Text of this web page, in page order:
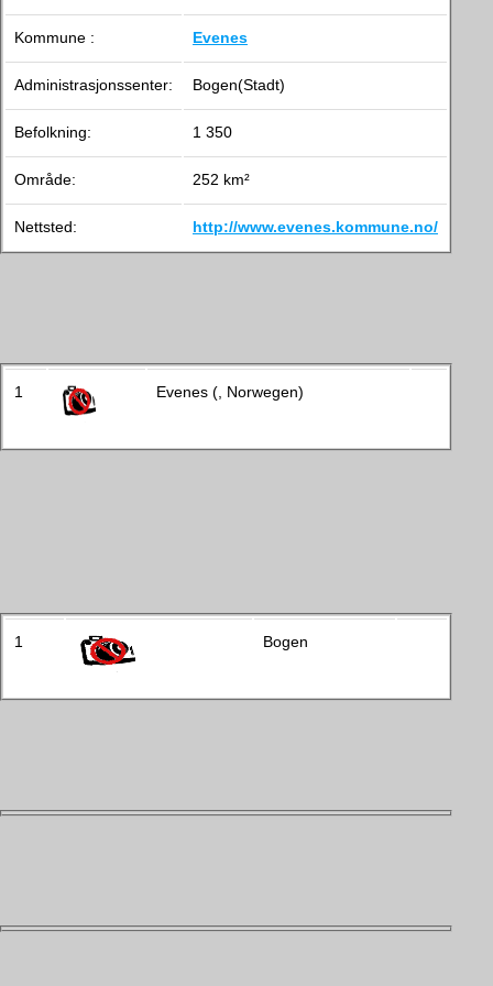
Kommune : Evenes
Administrasjonssenter: Bogen(Stadt)
Befolkning: 1 350
Område: 252 km²
Nettsted: http://www.evenes.kommune.no/
1 Evenes (, Norwegen)
1 Bogen